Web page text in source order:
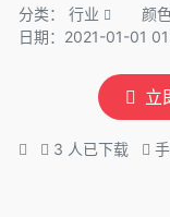
分类： 行业 颜
日期：2021-01-01
立
3 人已下载